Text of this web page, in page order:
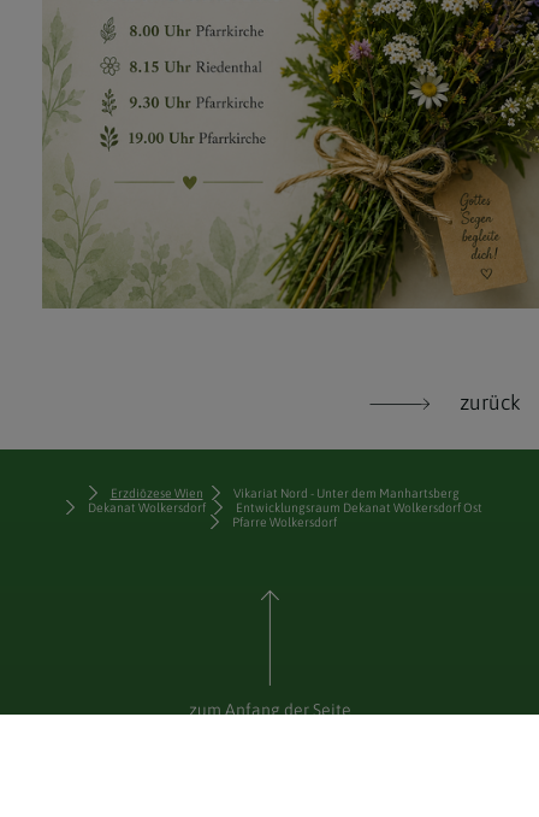
zurück
Erzdiözese Wien
Vikariat Nord - Unter dem Manhartsberg
Dekanat Wolkersdorf
Entwicklungsraum Dekanat Wolkersdorf Ost
Pfarre Wolkersdorf
zum Anfang der Seite